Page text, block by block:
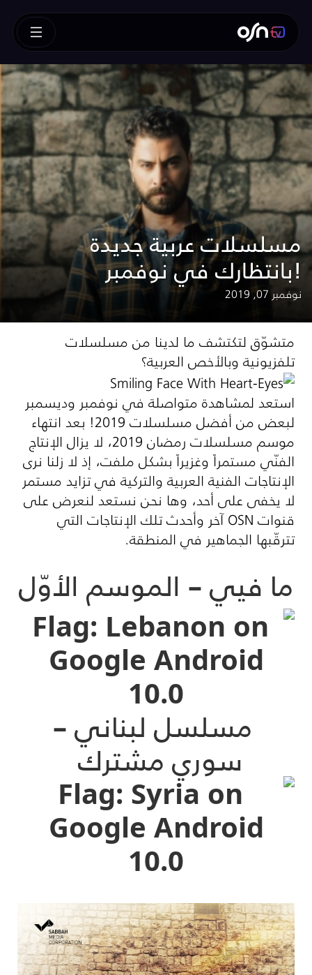
مسلسلات عربية جديدة
بانتظارك في نوفمبر!
نوفمبر 07, 2019
متشوّق لتكتشف ما لدينا من مسلسلات
تلفزيونية وبالأخص العربية؟
استعد لمشاهدة متواصلة في نوفمبر وديسمبر
لبعض من أفضل مسلسلات 2019! بعد انتهاء
موسم مسلسلات رمضان 2019، لا يزال الإنتاج
الفنّي مستمراً وغزيراً بشكل ملفت، إذ لا زلنا نرى
الإنتاجات الفنية العربية والتركية في تزايد مستمر
لا يخفى على أحد، وها نحن نستعد لنعرض على
قنواتOSNآخر وأحدث تلك الإنتاجات التي
تترقّبها الجماهير في المنطقة.
ما فيي – الموسم الأوّل
مسلسل لبناني –
سوري مشترك